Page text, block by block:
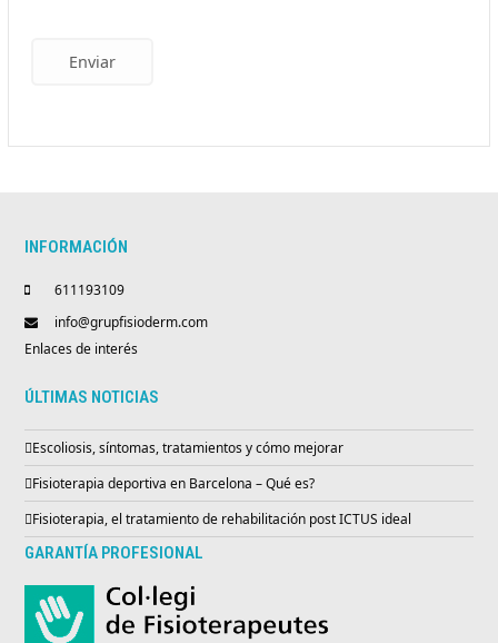
Enviar
INFORMACIÓN
611193109
info@grupfisioderm.com
Enlaces de interés
ÚLTIMAS NOTICIAS
Escoliosis, síntomas, tratamientos y cómo mejorar
Fisioterapia deportiva en Barcelona – Qué es?
Fisioterapia, el tratamiento de rehabilitación post ICTUS ideal
GARANTÍA PROFESIONAL